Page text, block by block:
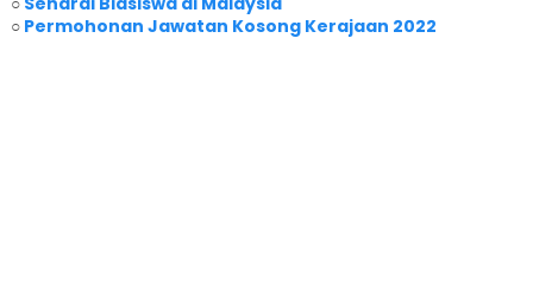
○ Permohonan Jawatan Kosong Kerajaan 2022